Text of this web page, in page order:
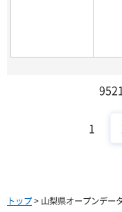
1
トップ> 山梨県オープンデー